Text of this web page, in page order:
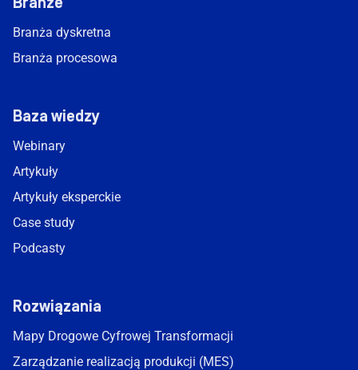
Branża dyskretna
Branża procesowa
Baza wiedzy
Webinary
Artykuły
Artykuły eksperckie
Case study
Podcasty
Rozwiązania
Mapy Drogowe Cyfrowej Transformacji
Zarządzanie realizacją produkcji (MES)